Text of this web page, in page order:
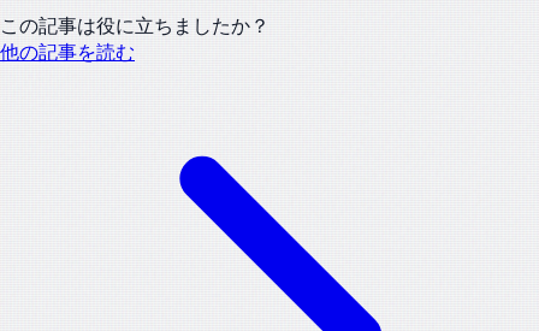
この記事は役に立ちましたか？
他の記事を読む